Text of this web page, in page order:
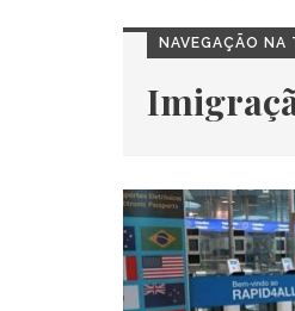
NAVEGAÇÃO NA